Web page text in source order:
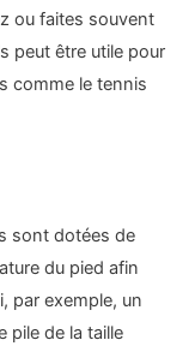
ou faites souvent
peut être utile pour
comme le tennis
sont dotées de
du pied afin
par exemple, un
pile de la taille